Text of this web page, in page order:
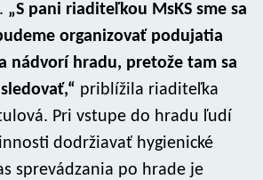
„S pani riaditeľkou MsKS sme sa
organizovať podujatia
nádvorí hradu, pretože tam sa
priblížila riaditeľka
Pri vstupe do hradu ľudí
dodržiavať hygienické
sprevádzania po hrade je